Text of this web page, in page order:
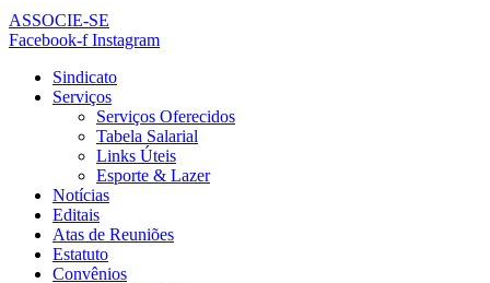
ASSOCIE-SE
Facebook-f Instagram
Sindicato
Serviços
Serviços Oferecidos
Tabela Salarial
Links Úteis
Esporte & Lazer
Notícias
Editais
Atas de Reuniões
Estatuto
Convênios